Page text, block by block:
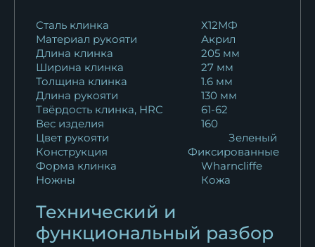
Нож Шеф № 15 сталь 95Х18
рукоять...
11 253
Кухонный нож Шеф № 15
сталь Х12МФ...
Кухонный нож Шеф № 15
сталь Х12МФ...
Кухонный нож Шеф № 15
сталь Х12МФ...
Сталь клинка
Х12МФ
Материал рукояти
Акрил
Длина клинка
205 мм
Ширина клинка
27 мм
Толщина клинка
1.6 мм
Длина рукояти
130 мм
Твёрдость клинка, HRC
61-62
Вес изделия
160
Цвет рукояти
Зеленый
Конструкция
Фиксированные
Форма клинка
Wharncliffe
Ножны
Кожа
Технический и
функциональный разбор